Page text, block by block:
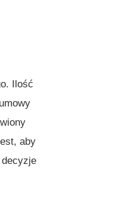
Ilość
aby
decyzje